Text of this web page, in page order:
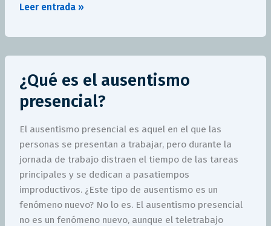
Leer entrada »
¿Qué es el ausentismo
presencial?
El ausentismo presencial es aquel en el que las
personas se presentan a trabajar, pero durante la
jornada de trabajo distraen el tiempo de las tareas
principales y se dedican a pasatiempos
improductivos. ¿Este tipo de ausentismo es un
fenómeno nuevo? No lo es. El ausentismo presencial
no es un fenómeno nuevo, aunque el teletrabajo
es
el
ausentismo